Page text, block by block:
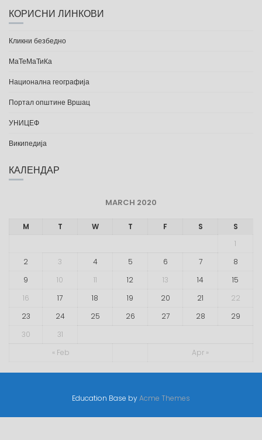
КОРИСНИ ЛИНКОВИ
Кликни безбедно
МаТеМаТиКа
Национална географија
Портал општине Вршац
УНИЦЕФ
Википедија
КАЛЕНДАР
MARCH 2020
M T W T F S S
« Feb Apr »
1
2
3 4 5 6 7
8
9
10 11 12 13 14
15
16
17 18 19 20 21
22
23
24 25 26 27 28
29
30
31
Education Base byAcme Themes